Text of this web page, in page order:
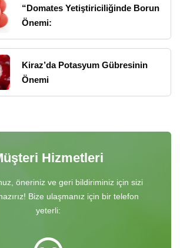
“Domates Yetiştiriciliğinde Borun
Önemi:
Kiraz’da Potasyum Gübresinin
Önemi
Hizmetleri
öneriniz ve geri bildiriminiz için sizi
Bize ulaşmanız için bir telefon
yeterli: